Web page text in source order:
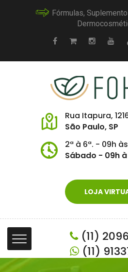
Fórmulas,
Rua Itapura,
São Paulo, SP
2ª à 6ª. - 09h
Sábado - 09h à
LOJA
(11)
(11)